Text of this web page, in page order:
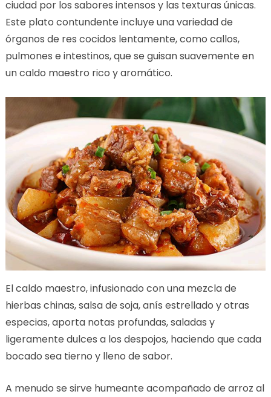
ciudad por los sabores intensos y las texturas únicas.
Este plato contundente incluye una variedad de
órganos de res cocidos lentamente, como callos,
pulmones e intestinos, que se guisan suavemente en
un caldo maestro rico y aromático.
El caldo maestro, infusionado con una mezcla de
hierbas chinas, salsa de soja, anís estrellado y otras
especias, aporta notas profundas, saladas y
ligeramente dulces a los despojos, haciendo que cada
bocado sea tierno y lleno de sabor.
A menudo se sirve humeante acompañado de arroz al